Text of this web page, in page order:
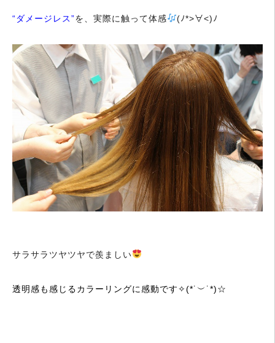
“ダメージレス”を、実際に触って体感 (ﾉ*>∀<)ﾉ
サラサラツヤツヤで羨ましい
透明感も感じるカラーリングに感動です✧(*˙︶˙*)☆